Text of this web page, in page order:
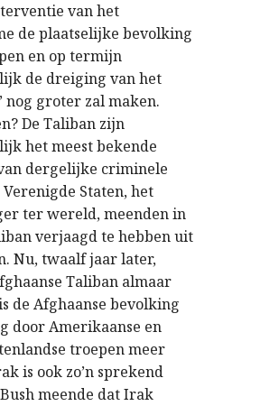
van het
de plaatselijke bevolking
en op termijn
de dreiging van het
nog groter zal maken.
De Taliban zijn
het meest bekende
dergelijke criminele
Staten, het
ter wereld, meenden in
verjaagd te hebben uit
Nu, twaalf jaar later,
Taliban almaar
de Afghaanse bevolking
door Amerikaanse en
troepen meer
is ook zo’n sprekend
meende dat Irak